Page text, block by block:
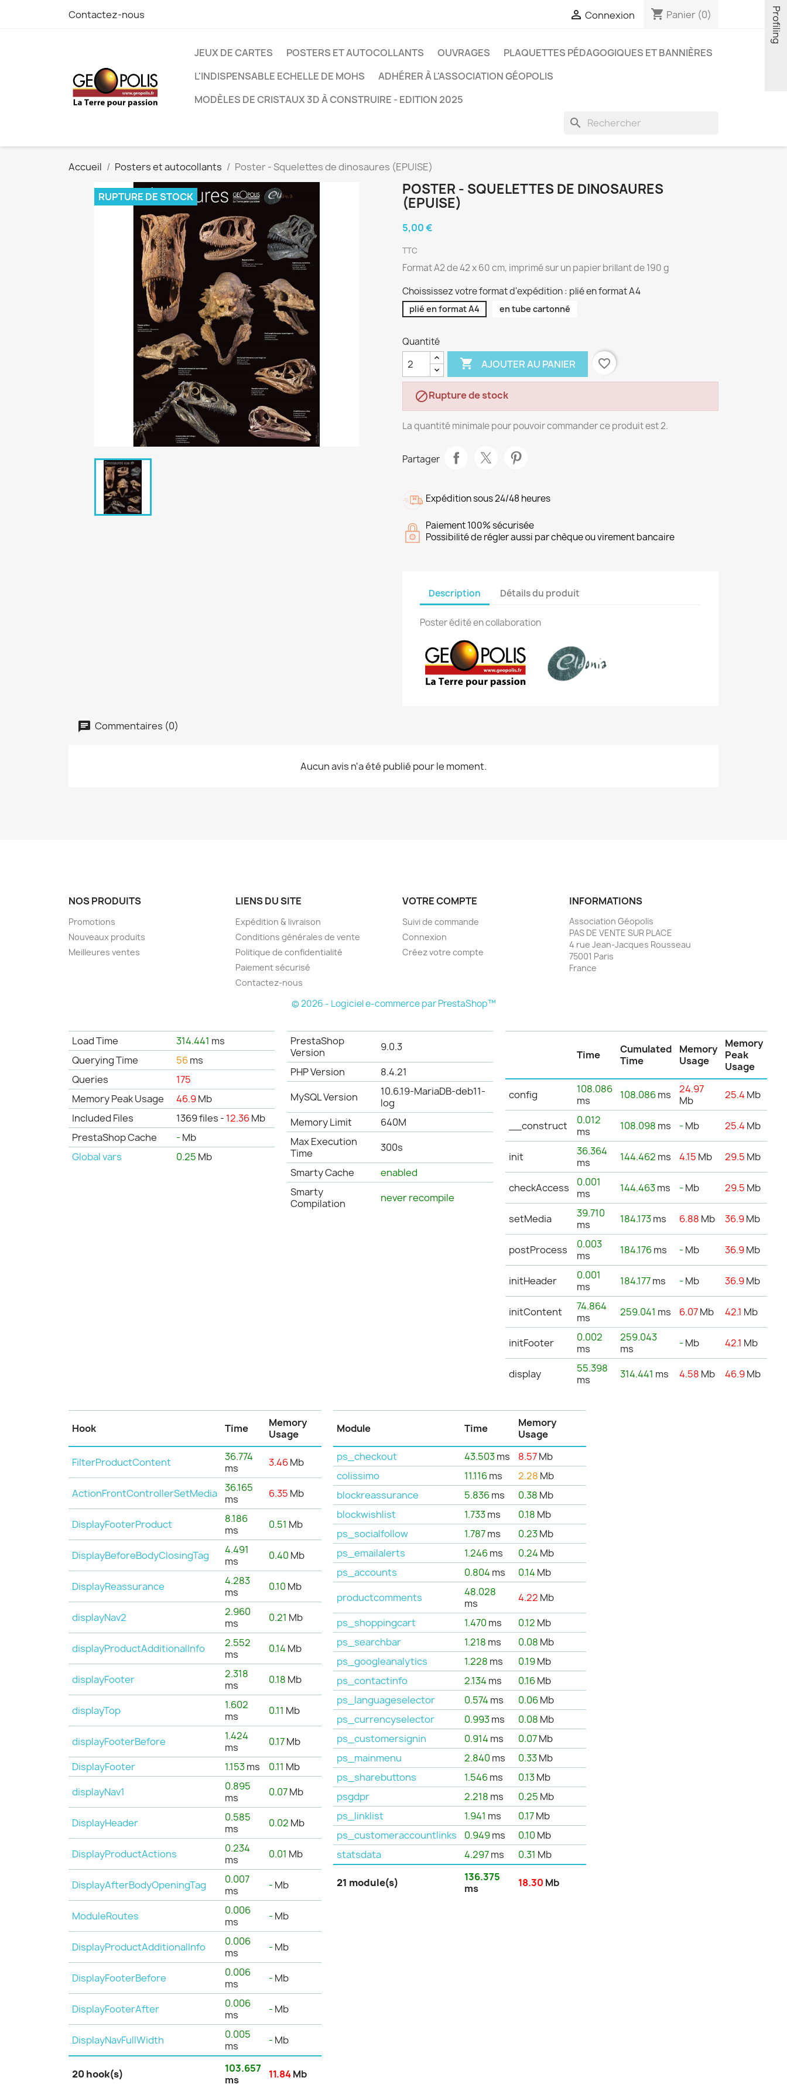
Contactez-nous  Connexion shopping_cart Panier (0)
JEUX DE CARTES POSTERS ET AUTOCOLLANTS OUVRAGES
PLAQUETTES PÉDAGOGIQUES ET BANNIÈRES
L'INDISPENSABLE ECHELLE DE MOHS
ADHÉRER À L'ASSOCIATION GÉOPOLIS
MODÈLES DE CRISTAUX 3D À CONSTRUIRE - EDITION 2025
search
Accueil Posters et autocollants Poster - Squelettes de dinosaures (EPUISE)
RUPTURE DE STOCK
POSTER - SQUELETTES DE DINOSAURES
(EPUISE)
5,00 €
TTC
Format A2 de 42 x 60 cm, imprimé sur un papier brillant de 190 g
Choississez votre format d'expédition : plié en format A4
plié en format A4 en tube cartonné
Quantité
 AJOUTER AU PANIER favorite_border
Rupture de stock
La quantité minimale pour pouvoir commander ce produit est 2.
Partager
Expédition sous 24/48 heures
Paiement 100% sécurisée
Possibilité de régler aussi par chèque ou virement bancaire
Description Détails du produit
Poster édité en collaboration
Commentaires (0)
Aucun avis n'a été publié pour le moment.
NOS PRODUITS
Promotions
Nouveaux produits
Meilleures ventes
LIENS DU SITE
Expédition & livraison
Conditions générales de vente
Politique de confidentialité
Paiement sécurisé
Contactez-nous
VOTRE COMPTE
Suivi de commande
Connexion
Créez votre compte
INFORMATIONS
Association Géopolis
PAS DE VENTE SUR PLACE
4 rue Jean-Jacques Rousseau
75001 Paris
France
© 2026 - Logiciel e-commerce par PrestaShop™
Profiling
Load Time 314.441 ms
Querying Time
56ms
Queries
175
Memory Peak Usage
46.9Mb
Included Files
1369 files - 12.36Mb
PrestaShop Cache
- Mb
Global vars
0.25 Mb
PrestaShop
Version
9.0.3
PHP Version
8.4.21
MySQL Version
10.6.19-MariaDB-deb11-
log
Memory Limit
640M
Max Execution
Time
300s
Smarty Cache
enabled
Smarty
Compilation
never recompile
Time
Cumulated
Time
Memory
Usage
Memory
Peak
Usage
config
108.086
ms
108.086ms
24.97
Mb
25.4 Mb
__construct
0.012
ms
108.098 ms - Mb 25.4 Mb
init
36.364
ms
144.462 ms 4.15 Mb 29.5 Mb
checkAccess
0.001
ms
144.463ms - Mb 29.5 Mb
setMedia
39.710
ms
184.173ms 6.88 Mb 36.9Mb
postProcess
0.003
ms
184.176ms - Mb 36.9Mb
initHeader
0.001
ms
184.177ms - Mb 36.9Mb
initContent
74.864
ms
259.041 ms 6.07Mb 42.1 Mb
initFooter
0.002
ms
259.043
ms
- Mb 42.1 Mb
display
55.398
ms
314.441 ms 4.58 Mb 46.9Mb
Hook Time
Memory
Usage
FilterProductContent
36.774
ms
3.46Mb
ActionFrontControllerSetMedia
36.165
ms
6.35 Mb
DisplayFooterProduct
8.186
ms
0.51 Mb
DisplayBeforeBodyClosingTag
4.491
ms
0.40 Mb
DisplayReassurance
4.283
ms
0.10 Mb
displayNav2
2.960
ms
0.21 Mb
displayProductAdditionalInfo
2.552
ms
0.14 Mb
displayFooter
2.318
ms
0.18 Mb
displayTop
1.602
ms
0.11 Mb
displayFooterBefore
1.424
ms
0.17Mb
DisplayFooter
1.153ms 0.11 Mb
displayNav1
0.895
ms
0.07Mb
DisplayHeader
0.585
ms
0.02 Mb
DisplayProductActions
0.234
ms
0.01 Mb
DisplayAfterBodyOpeningTag
0.007
ms
- Mb
ModuleRoutes
0.006
ms
- Mb
DisplayProductAdditionalInfo
0.006
ms
- Mb
DisplayFooterBefore
0.006
ms
- Mb
DisplayFooterAfter
0.006
ms
- Mb
DisplayNavFullWidth
0.005
ms
- Mb
20 hook(s)
103.657
ms
11.84Mb
Module Time
Memory
Usage
ps_checkout
43.503ms 8.57Mb
colissimo
11.116ms 2.28 Mb
blockreassurance
5.836ms 0.38 Mb
blockwishlist
1.733ms 0.18 Mb
ps_socialfollow
1.787ms 0.23Mb
ps_emailalerts
1.246ms 0.24 Mb
ps_accounts
0.804 ms 0.14 Mb
productcomments
48.028
ms
4.22 Mb
ps_shoppingcart
1.470 ms 0.12 Mb
ps_searchbar
1.218 ms 0.08 Mb
ps_googleanalytics
1.228 ms 0.19Mb
ps_contactinfo
2.134 ms 0.16Mb
ps_languageselector
0.574 ms 0.06Mb
ps_currencyselector
0.993ms 0.08 Mb
ps_customersignin
0.914 ms 0.07Mb
ps_mainmenu
2.840 ms 0.33Mb
ps_sharebuttons
1.546ms 0.13Mb
psgdpr
2.218 ms 0.25 Mb
ps_linklist
1.941 ms 0.17Mb
ps_customeraccountlinks
0.949ms 0.10 Mb
statsdata
4.297ms 0.31 Mb
21 module(s)
136.375
ms
18.30 Mb